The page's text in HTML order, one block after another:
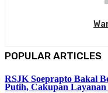
POPULAR ARTICLES
RSJK Soeprapto Bakal
Putih, Cakupan